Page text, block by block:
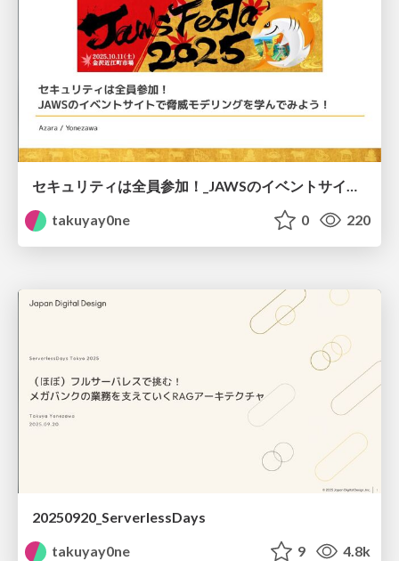
セキュリティは全員参加！_JAWSのイベントサイトで脅威モデリングを学んでみよう！
takuyay0ne
0 220
20250920_ServerlessDays
takuyay0ne
9 4.8k